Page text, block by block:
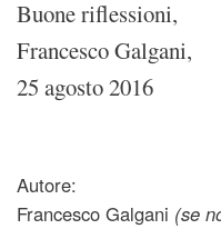
Buone riflessioni,
Francesco Galgani,
25 agosto 2016
about
Autore:
Francesco Galgani (se